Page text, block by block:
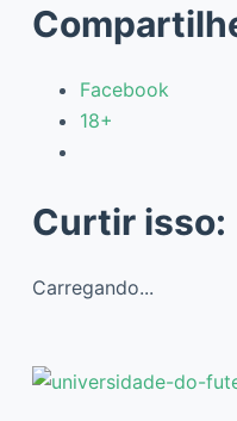
Facebook
18+
Curtir isso:
Carregando...